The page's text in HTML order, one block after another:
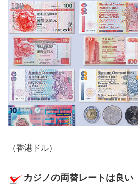
（香港ドル）
カジノの両替レートは良い